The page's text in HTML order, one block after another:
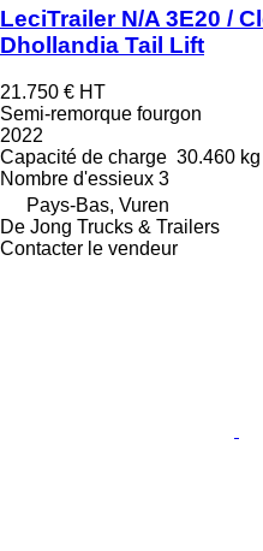
LeciTrailer N/A 3E20 /
Dhollandia Tail Lift
21.750 € HT
Semi-remorque fourgon
2022
Capacité de charge 30.460 kg
Nombre d'essieux 3
Pays-Bas, Vuren
De Jong Trucks & Trailers
Contacter le vendeur